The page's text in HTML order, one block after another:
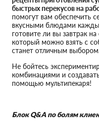
быстрых перекусов на
помогут вам обеспечить
вкусными блюдами
готовите ли вы завтрак
который можно взять с
станет отличным
Не бойтесь
комбинациями и
помощью мультипекаря!
Блок Q&A по болям